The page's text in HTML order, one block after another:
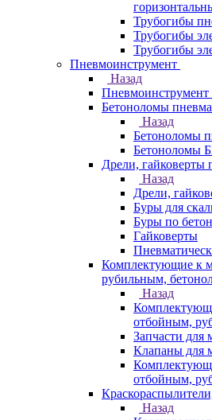
Трубогибы
Трубогибы
Трубогибы
Пневмоинструмент
Назад
Пневмоинструмент
Бетоноломы
Назад
Бетоноломы
Бетоноломы
Дрели, гайковерты
Назад
Дрели,
Буры для
Буры по
Гайковерты
Комплектующие к
рубильным,
Назад
отбойным,
Запчасти для
Клапаны для
отбойным,
Назад